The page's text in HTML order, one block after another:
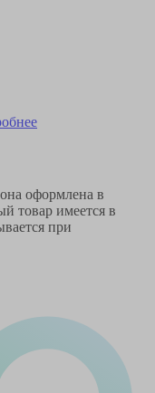
оформлена в
товар имеется в
при